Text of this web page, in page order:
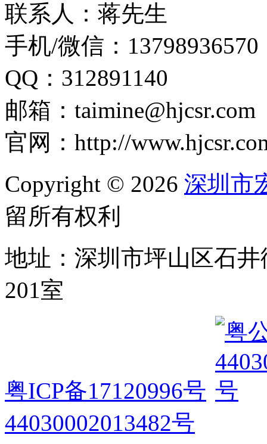
联系人：蒋先生
手机/微信：13798936570
QQ：312891140
邮箱：taimine@hjcsr.com
官网：http://
Copyright © 2026 深圳市
留所有权利
地址：深圳市坪山区石
201室
粤ICP备17120996号
44030002013482号